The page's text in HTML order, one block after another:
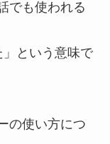
でも使われる
という意味で
の使い方につ